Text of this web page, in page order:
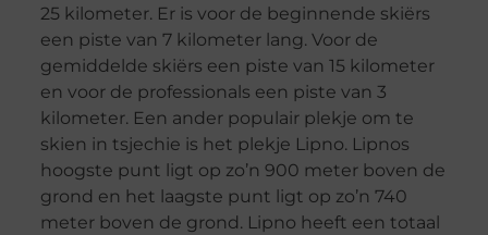
25 kilometer. Er is voor de beginnende skiërs
een piste van 7 kilometer lang. Voor de
gemiddelde skiërs een piste van 15 kilometer
en voor de professionals een piste van 3
kilometer. Een ander populair plekje om te
skien in tsjechie is het plekje Lipno. Lipnos
hoogste punt ligt op zo’n 900 meter boven de
grond en het laagste punt ligt op zo’n 740
meter boven de grond. Lipno heeft een totaal